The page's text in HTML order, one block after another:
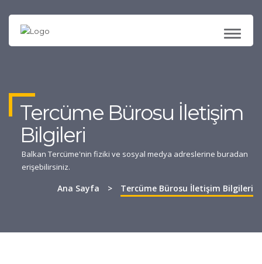
Tercüme Bürosu İletişim
Bilgileri
Balkan Tercüme'nin fiziki ve sosyal medya adreslerine buradan
erişebilirsiniz.
Ana Sayfa > Tercüme Bürosu İletişim Bilgileri